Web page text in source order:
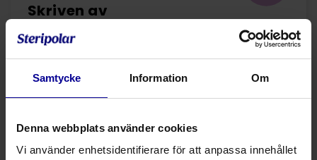
Samtycke Information Om
Denna webbplats använder cookies
Vi använder enhetsidentifierare för att anpassa innehållet
Skriven av
Nordisk produktgruppschef för sårvård
Piia Reijonen
Piia Reijonen arbetar på Steripolar Finland som
nordisk produktchef för sårvård och har, förutom
arbetslivserfarenhet av försäljning av kliniska
sårvårdsartiklar.